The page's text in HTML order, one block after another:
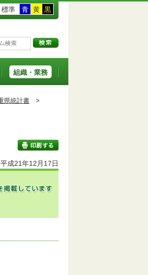
標準 青 黄 黒
組織・業務
県統計書 >
印刷する
平成21年12月17日